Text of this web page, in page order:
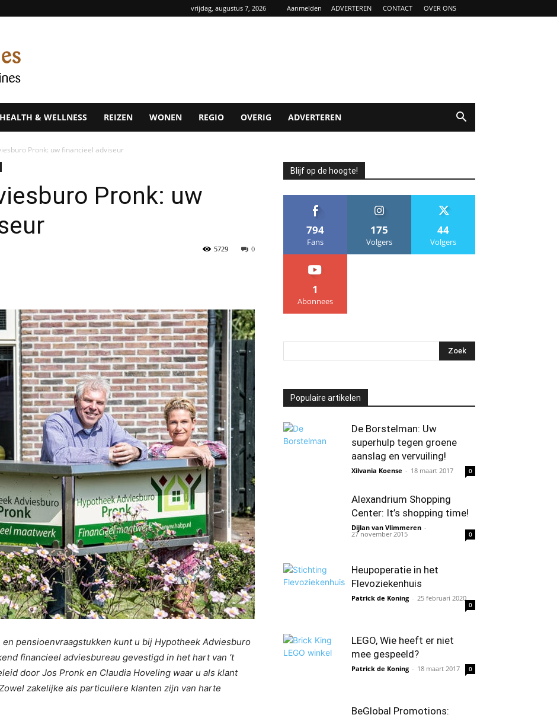
vrijdag, augustus 7, 2026 Aanmelden ADVERTEREN CONTACT OVER ONS
HEALTH & WELLNESS REIZEN WONEN REGIO OVERIG ADVERTEREN
Pronk: uw financieel adviseur
Pronk: uw
0
5729
pensioenvraagstukken kunt u bij Hypotheek Adviesburo
financieel adviesbureau gevestigd in het hart van ‘t
door Jos Pronk en Claudia Hoveling waar u als klant
zakelijke als particuliere klanten zijn van harte
Blijf op de hoogte!
794
Fans
175
Volgers
44
Volgers
1
Abonnees
Populaire artikelen
De Borstelman: Uw
superhulp tegen groene
aanslag en vervuiling!
Xilvania Koense - 18 maart 2017 0
Alexandrium Shopping
Center: It’s shopping time!
Dijlan van Vlimmeren -
27 november 2015 0
Heupoperatie in het
Flevoziekenhuis
Patrick de Koning - 25 februari 2020
0
LEGO, Wie heeft er niet
mee gespeeld?
Patrick de Koning - 18 maart 2017 0
BeGlobal Promotions: